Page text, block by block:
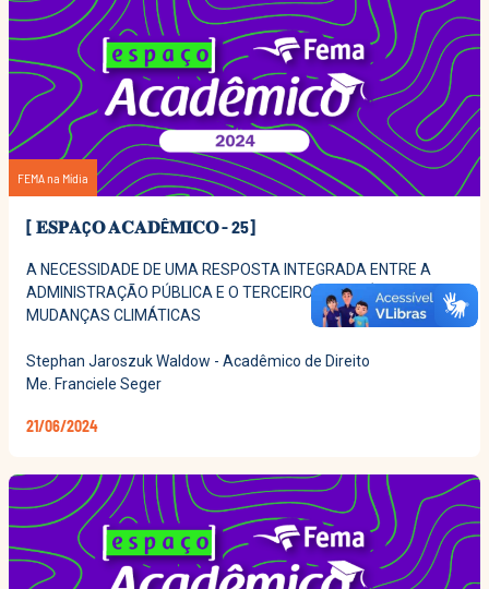
FEMA na Mídia
[ 𝐄𝐒𝐏𝐀Ç𝐎 𝐀𝐂𝐀𝐃Ê𝐌𝐈𝐂𝐎 - 25]
A NECESSIDADE DE UMA RESPOSTA INTEGRADA ENTRE A
ADMINISTRAÇÃO PÚBLICA E O TERCEIRO SETOR ÀS
MUDANÇAS CLIMÁTICAS
Stephan Jaroszuk Waldow - Acadêmico de Direito
Me. Franciele Seger
21/06/2024